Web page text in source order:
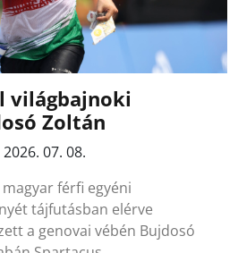
világbajnoki
Zoltán
2026. 07. 08.
férfi egyéni
tájfutásban elérve
a genovai vébén Bujdosó